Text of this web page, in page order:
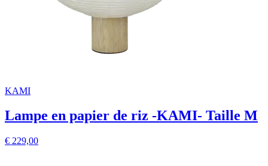
KAMI
Lampe en papier de riz -KAMI- Taille M
€ 229,00